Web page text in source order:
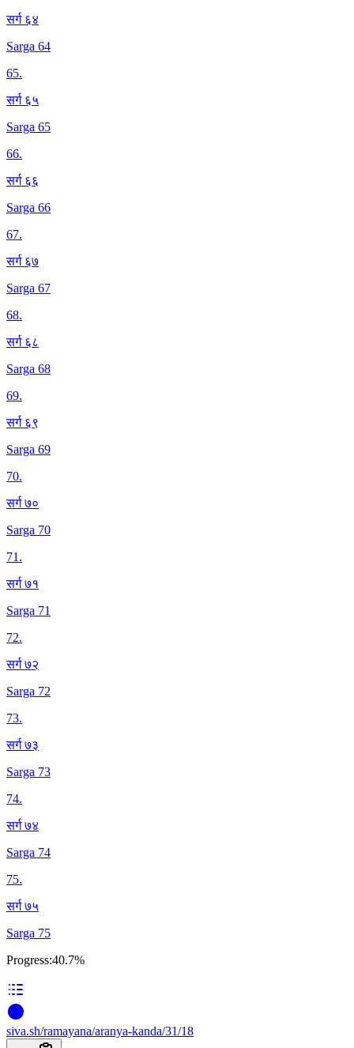
सर्ग ६४
Sarga 64
65.
सर्ग ६५
Sarga 65
66.
सर्ग ६६
Sarga 66
67.
सर्ग ६७
Sarga 67
68.
सर्ग ६८
Sarga 68
69.
सर्ग ६९
Sarga 69
70.
सर्ग ७०
Sarga 70
71.
सर्ग ७१
Sarga 71
72.
सर्ग ७२
Sarga 72
73.
सर्ग ७३
Sarga 73
74.
सर्ग ७४
Sarga 74
75.
सर्ग ७५
Sarga 75
Progress:40.7%
siva.sh/ramayana/aranya-kanda/31/18